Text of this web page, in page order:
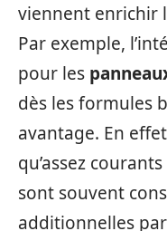
viennent enrichir
Par exemple,
pour les
dès les formules
avantage. En
qu’assez
sont souvent
additionnelles